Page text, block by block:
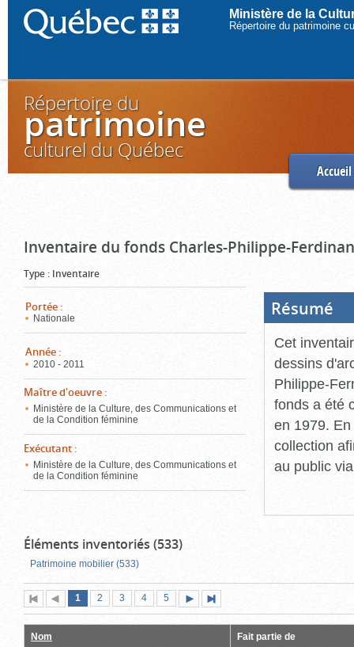
Ministère de la
Répertoire du patrimoine
Répertoire du
patrimoine
culturel du Québec
Accueil
Inventaire du fonds Charles-Philippe-
Type : Inventaire
Portée :
Nationale
Année :
2010 - 2011
Maître d'oeuvre :
Ministère de la Culture, des Communications et
de la Condition féminine
Exécutant :
Ministère de la Culture, des Communications et
de la Condition féminine
Résumé
Cet
dessins
Philippe-
fonds a été
en 1979.
collection
au public
Éléments inventoriés (533)
Patrimoine mobilier (533)
Première
page
Page
précédente
Page
1 (page
actuelle)
Page
2 Page
3 Page
4 Page
5
suivante
page
Nom Fait partie de